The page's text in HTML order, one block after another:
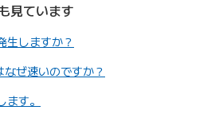
見ています
生しますか？
ぜ速いのですか？
す。